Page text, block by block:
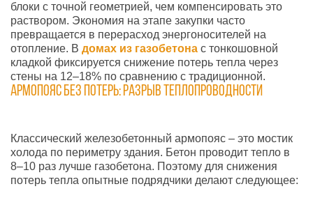
блоки с точной геометрией, чем компенсировать это
раствором. Экономия на этапе закупки часто
превращается в перерасход энергоносителей на
отопление. В домах из газобетона с тонкошовной
кладкой фиксируется снижение потерь тепла через
стены на 12–18% по сравнению с традиционной.
Армопояс без потерь: разрыв теплопроводности
Классический железобетонный армопояс – это мостик
холода по периметру здания. Бетон проводит тепло в
8–10 раз лучше газобетона. Поэтому для снижения
потерь тепла опытные подрядчики делают следующее: